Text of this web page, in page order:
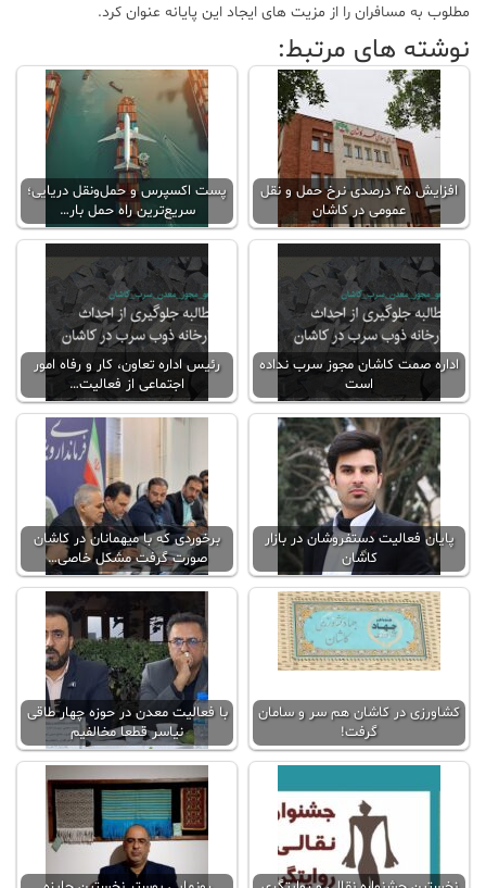
مطلوب به مسافران را از مزیت های ایجاد این پایانه عنوان کرد.
نوشته های مرتبط:
افزایش ۴۵ درصدی نرخ حمل و نقل
عمومی در کاشان
پست اکسپرس و حمل‌ونقل دریایی؛
سریع‌ترین راه حمل بار…
اداره صمت کاشان مجوز سرب نداده
است
رئیس اداره تعاون، کار و رفاه امور
اجتماعی از فعالیت…
پایان فعالیت دستفروشان در بازار
کاشان
برخوردی که با میهمانان در کاشان
صورت گرفت مشکل خاصی…
کشاورزی در کاشان هم سر و سامان
گرفت!
با فعالیت معدن در حوزه چهار طاقی
نیاسر قطعا مخالفیم